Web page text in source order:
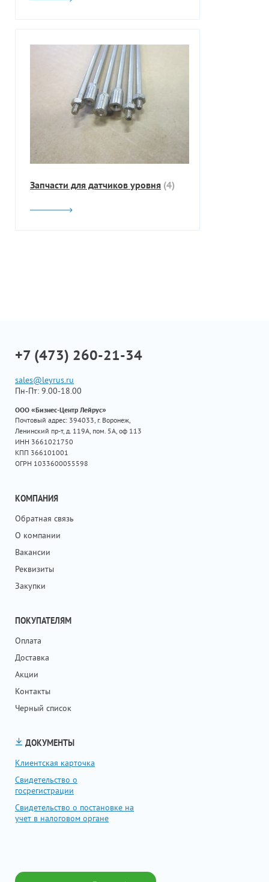
Запчасти для датчиков уровня (4)
+7 (473) 260-21-34
sales@leyrus.ru
Пн-Пт: 9.00-18.00
ООО «Бизнес-Центр Лейрус»
Почтовый адрес: 394033, г. Воронеж,
Ленинский пр-т, д. 119А, пом. 5А, оф 113
ИНН 3661021750
КПП 366101001
ОГРН 1033600055598
КОМПАНИЯ
Обратная связь
О компании
Вакансии
Реквизиты
Закупки
ПОКУПАТЕЛЯМ
Оплата
Доставка
Акции
Контакты
Черный список
ДОКУМЕНТЫ
Клиентская карточка
Свидетельство о
госрегистрации
Свидетельство о постановке на
учет в налоговом органе